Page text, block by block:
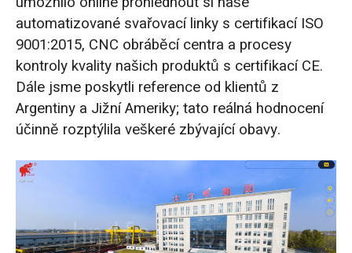
automatizované svařovací linky s certifikací ISO
9001:2015, CNC obráběcí centra a procesy
kontroly kvality našich produktů s certifikací CE.
Dále jsme poskytli reference od klientů z
Argentiny a Jižní Ameriky; tato reálná hodnocení
účinně rozptýlila veškeré zbývající obavy.